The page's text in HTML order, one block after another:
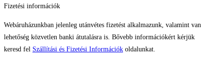
Fizetési információk
Webáruházunkban jelenleg utánvétes fizetést alkalmazunk, valamint van
lehetőség közvetlen banki átutalásra is. Bővebb információkért kérjük
keresd fel Szállítási és Fizetési Információk oldalunkat.